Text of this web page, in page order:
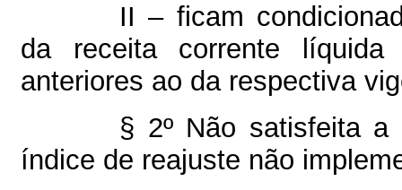
II – ficam
da receita corrente
anteriores ao da respectiva
§ 2º Não satisfeita
índice de reajuste não